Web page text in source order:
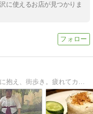
に使えるお店が見つかりま